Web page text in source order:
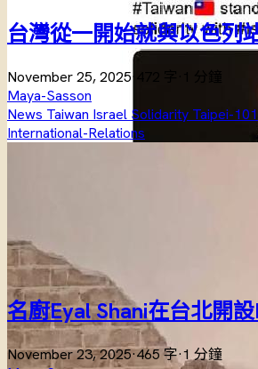
台灣從一開始就與以色列
November 25, 2025·
Maya-Sasson
News Taiwan Israel Solidarity Taipei-101
International-Relations
名廚Eyal Shani在台北開
November 23, 2025·465 字·1 分鐘